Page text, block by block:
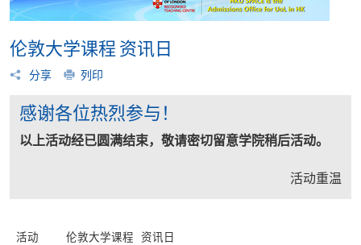
伦敦大学课程 资讯日
分享 列印
感谢各位热烈参与！
以上活动经已圆满结束，敬请密切留意学院稍后活动。
活动重温
活动 伦敦大学课程 资讯日